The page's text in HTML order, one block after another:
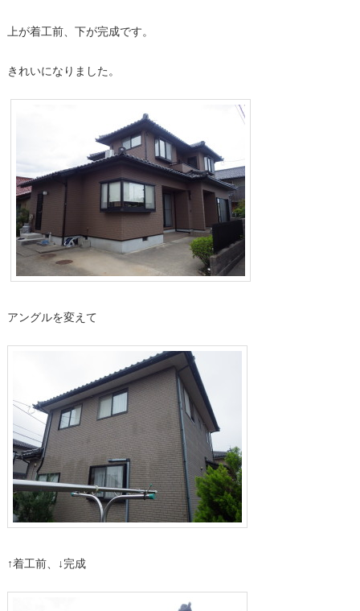
上が着工前、下が完成です。
きれいになりました。
アングルを変えて
↑着工前、↓完成